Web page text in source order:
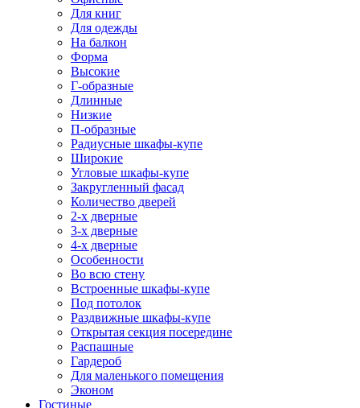
Для книг
Для одежды
На балкон
Форма
Высокие
Г-образные
Длинные
Низкие
П-образные
Радиусные шкафы-купе
Широкие
Угловые шкафы-купе
Закругленный фасад
Количество дверей
2-х дверные
3-х дверные
4-х дверные
Особенности
Во всю стену
Встроенные шкафы-купе
Под потолок
Раздвижные шкафы-купе
Открытая секция посередине
Распашные
Гардероб
Для маленького помещения
Эконом
Гостиные